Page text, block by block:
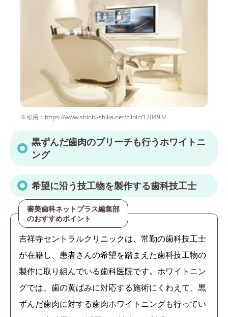
※引用：https://www.shinbi-shika.net/clinic/120493/
黒ずんだ歯肉のブリーチも行うホワイトニ
ング
希望に沿う技工物を製作する歯科技工士
審美歯科ネットプラス編集部
のおすすめポイント
吉祥寺セントラルクリニックは、常勤の歯科技工士
が在籍し、患者さんの希望を踏まえた歯科技工物の
製作に取り組んでいる歯科医院です。ホワイトニン
グでは、歯の黄ばみに対応する施術にくわえて、黒
ずんだ歯肉に対する歯肉ホワイトニングも行ってい